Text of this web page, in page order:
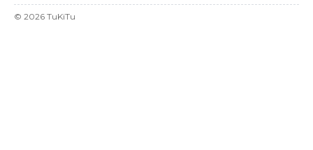
© 2026 TuKiTu